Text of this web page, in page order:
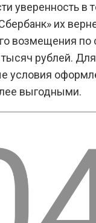
уверенность в
их
возмещения по
рублей.
условия
выгодными.